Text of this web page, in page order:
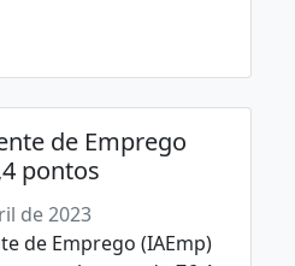
de Emprego
pontos
de 2023
de Emprego (IAEmp)